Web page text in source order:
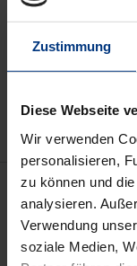
Zustimmung
Diese Webseite
Wir verwenden
personalisieren,
zu können und
analysieren.
Verwendung
soziale Medien,
Zur
Beschreibung
Das Lehrbuch